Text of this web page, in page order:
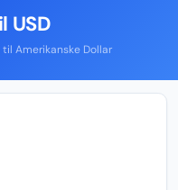
USD
Amerikanske Dollar